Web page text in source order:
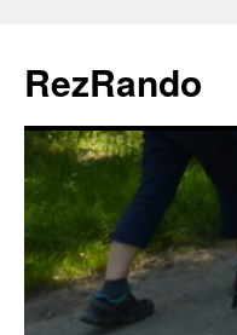
contenu
RezRando